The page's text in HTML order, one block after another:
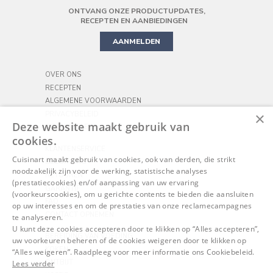
PRECISION STAND MIXER
PIZZA
KOOKGEREI
ONTVANG ONZE PRODUCTUPDATES,
RECEPTEN EN AANBIEDINGEN
AANMELDEN
OVER ONS
RECEPTEN
ALGEMENE VOORWAARDEN
COOKIEBELEID
BEZORGING
RETOUREN
GARANTIE
CONTACT OPNEMEN
BEREIDING VAN VOEDING
KOKEN
ONTBIJT
×
Deze website maakt gebruik van
cookies.
Cuisinart maakt gebruik van cookies, ook van derden, die strikt
noodzakelijk zijn voor de werking, statistische analyses
(prestatiecookies) en/of aanpassing van uw ervaring
(voorkeurscookies), om u gerichte contents te bieden die aansluiten
op uw interesses en om de prestaties van onze reclamecampagnes
te analyseren.
U kunt deze cookies accepteren door te klikken op “Alles accepteren”,
uw voorkeuren beheren of de cookies weigeren door te klikken op
“Alles weigeren”. Raadpleeg voor meer informatie ons Cookiebeleid.
Lees verder